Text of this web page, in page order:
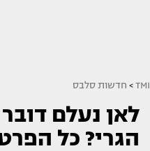
TMI
> חדשות סלבס
לאן נעלם
הגרי? כל